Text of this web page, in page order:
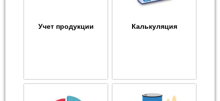
Учет продукции Калькуляция